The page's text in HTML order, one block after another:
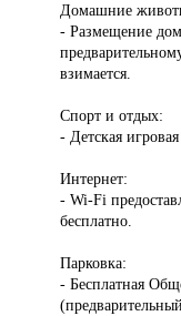
Домашние
- Размещение
взимается.
Спорт и отдых:
- Детская
Интернет:
- Wi-Fi
бесплатно.
Парковка:
- Бесплатная